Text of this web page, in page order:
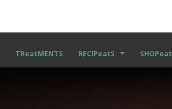
TReatMENTS RECIPeatS SHOPeat